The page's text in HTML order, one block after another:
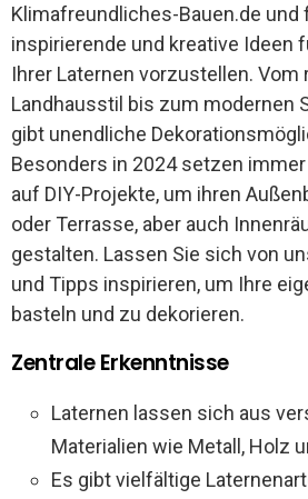
Klimafreundliches-Bauen.de und
inspirierende und kreative Ideen
Ihrer Laternen vorzustellen. Vom
Landhausstil bis zum modernen
gibt unendliche
Besonders in 2024 setzen
auf DIY-Projekte, um ihren
oder Terrasse, aber auch
gestalten. Lassen Sie sich von
und Tipps inspirieren, um Ihre
basteln und zu dekorieren.
Zentrale Erkenntnisse
Laternen lassen sich aus
Materialien wie Metall, Holz
Es gibt vielfältige